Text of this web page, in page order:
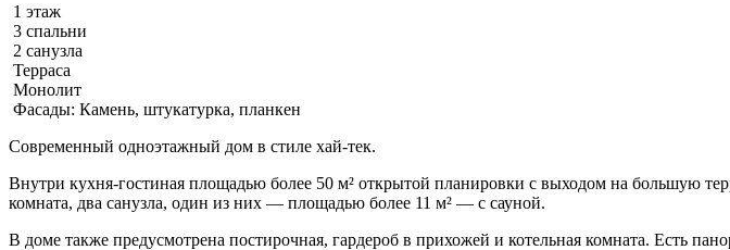
1 этаж
3 спальни
2 санузла
Терраса
Монолит
Фасады: Камень, штукатурка, планкен
Современный одноэтажный дом в стиле хай-тек.
Внутри кухня-гостиная площадью более 50 м² открытой планировки с выходом на большую
комната, два санузла, один из них — площадью более 11 м² — с сауной.
В доме также предусмотрена постирочная, гардероб в прихожей и котельная комната. Есть